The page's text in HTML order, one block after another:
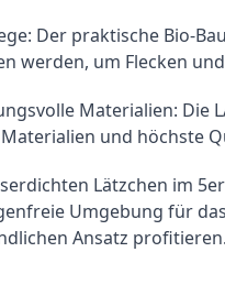
Der praktische Bio-
werden, um Flecken
Materialien: Die
und höchste
Lätzchen im
Umgebung für
Ansatz profitieren.